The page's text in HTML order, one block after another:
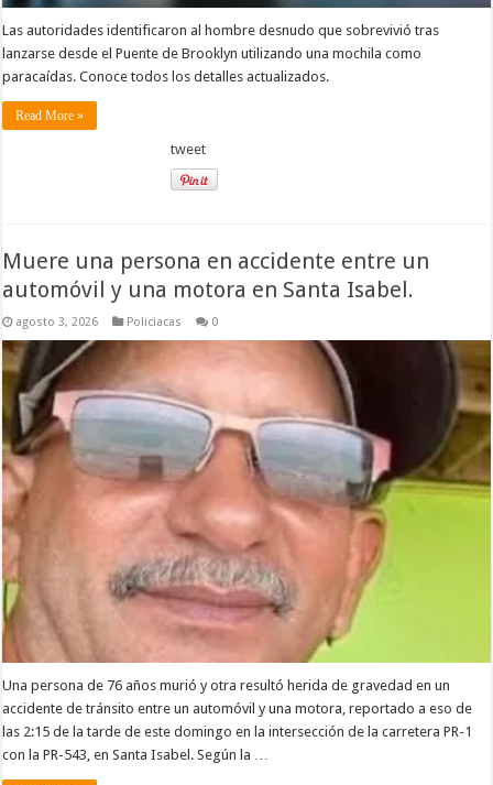
Las autoridades identificaron al hombre desnudo que sobrevivió tras
lanzarse desde el Puente de Brooklyn utilizando una mochila como
paracaídas. Conoce todos los detalles actualizados.
Read More »
tweet
Muere una persona en accidente entre un
automóvil y una motora en Santa Isabel.
agosto 3, 2026 Policiacas 0
Una persona de 76 años murió y otra resultó herida de gravedad en un
accidente de tránsito entre un automóvil y una motora, reportado a eso de
las 2:15 de la tarde de este domingo en la intersección de la carretera PR-1
con la PR-543, en Santa Isabel. Según la …